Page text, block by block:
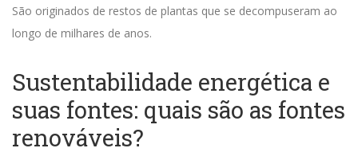
São originados de restos de plantas que se decompuseram ao
longo de milhares de anos.
Sustentabilidade energética e
suas fontes: quais são as fontes
renováveis?